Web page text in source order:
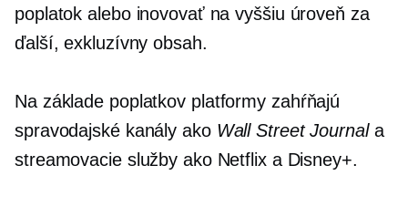
poplatok alebo inovovať na vyššiu úroveň za
ďalší, exkluzívny obsah.
Na základe poplatkov platformy zahŕňajú
spravodajské kanály ako Wall Street Journala
streamovacie služby ako Netflix a Disney+.